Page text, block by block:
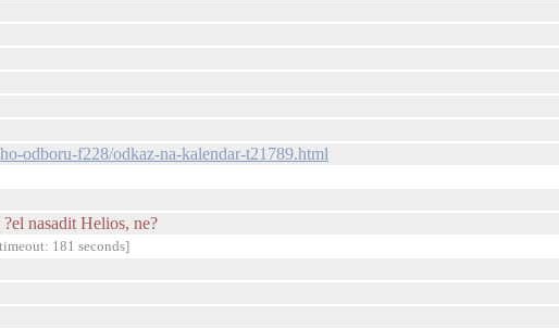
odboru-f228/odkaz-na-kalendar-t21789.html
nasadit Helios, ne?
181 seconds]